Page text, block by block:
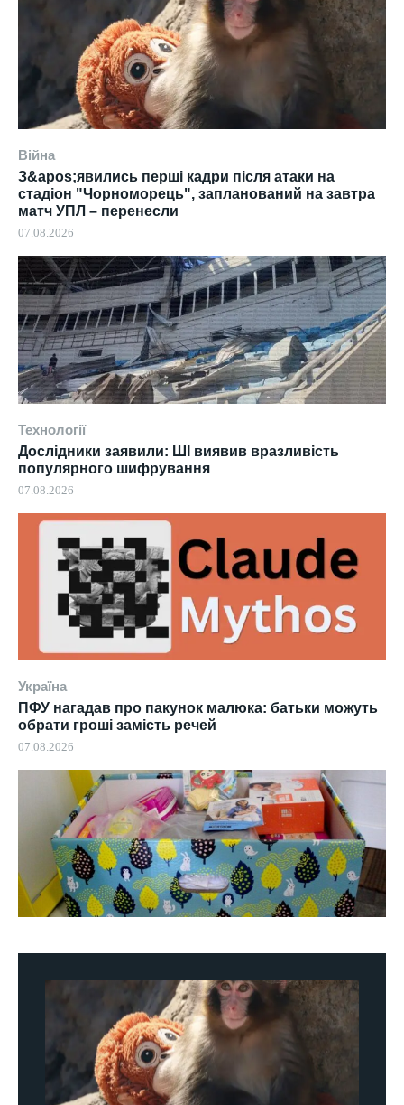
Війна
З&apos;явились перші кадри після атаки на
стадіон "Чорноморець", запланований на завтра
матч УПЛ – перенесли
07.08.2026
Технології
Дослідники заявили: ШІ виявив вразливість
популярного шифрування
07.08.2026
Україна
ПФУ нагадав про пакунок малюка: батьки можуть
обрати гроші замість речей
07.08.2026